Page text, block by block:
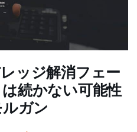
ッジ解消フェー
続かない可能性
ガン